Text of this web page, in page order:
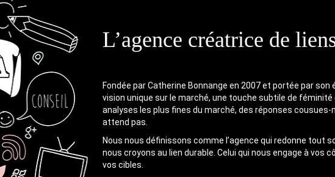
L’agence créatrice de
Fondée par Catherine Bonnange en 2007 et portée par son
vision unique sur le marché, une touche subtile de
analyses les plus fines du marché, des réponses cousues-
attend pas.
Nous nous définissons comme l’agence qui redonne tout
nous croyons au lien durable. Celui qui nous engage à vos
vos cibles.